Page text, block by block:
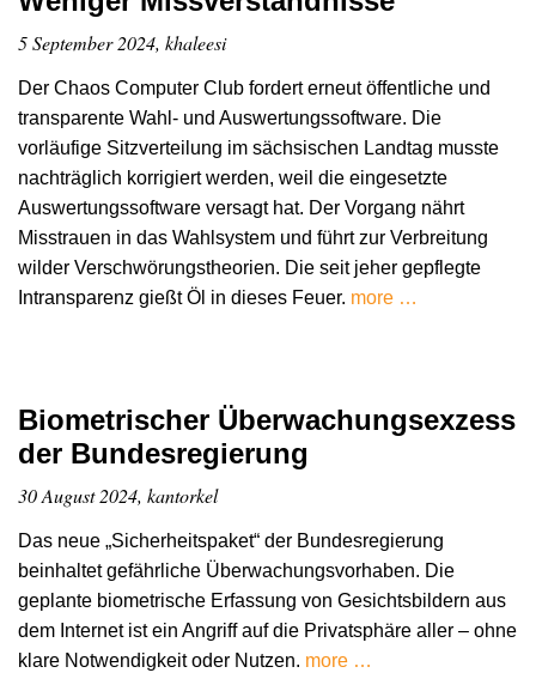
5 September 2024, khaleesi
Der Chaos Computer Club fordert erneut öffentliche und
transparente Wahl- und Auswertungssoftware. Die
vorläufige Sitzverteilung im sächsischen Landtag musste
nachträglich korrigiert werden, weil die eingesetzte
Auswertungssoftware versagt hat. Der Vorgang nährt
Misstrauen in das Wahlsystem und führt zur Verbreitung
wilder Verschwörungstheorien. Die seit jeher gepflegte
Intransparenz gießt Öl in dieses Feuer. more …
Biometrischer Überwachungsexzess
der Bundesregierung
30 August 2024, kantorkel
Das neue „Sicherheitspaket“ der Bundesregierung
beinhaltet gefährliche Überwachungsvorhaben. Die
geplante biometrische Erfassung von Gesichtsbildern aus
dem Internet ist ein Angriff auf die Privatsphäre aller – ohne
klare Notwendigkeit oder Nutzen. more …